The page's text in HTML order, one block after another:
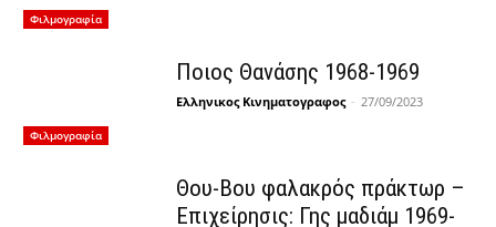
Φιλμογραφία
Φιλμογραφία
Ποιος Θανάσης 1968-1969
Ελληνικος Κινηματογραφος - 27/09/2023
Θου-Βου φαλακρός πράκτωρ –
Επιχείρησις: Γης μαδιάμ 1969-